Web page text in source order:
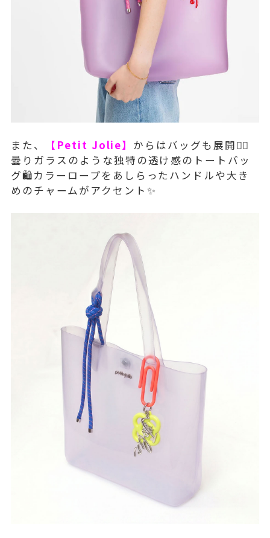
また、 【Petit Jolie】 からはバッグも展開💁‍♀️
曇りガラスのような独特の透け感のトートバッ
グ🛍️カラーロープをあしらったハンドルや大き
めのチャームがアクセント✨